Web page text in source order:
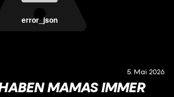
error_json
5. Mai 2026
MAMAS IMMER